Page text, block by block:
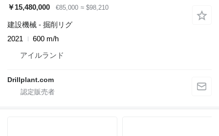
￥15,480,000
€85,000 ≈ $98,210
建設機械 - 掘削リグ
2021
600 m/h
アイルランド
Drillplant.com